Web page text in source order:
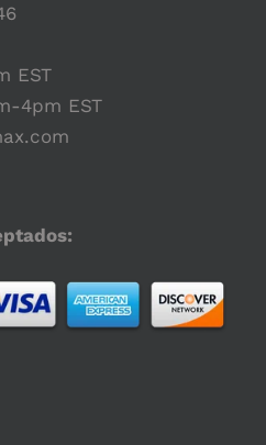
EST
4pm EST